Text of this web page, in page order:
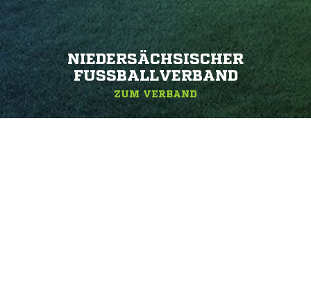
NIEDERSÄCHSISCHER
FUSSBALLVERBAND
ZUM VERBAND